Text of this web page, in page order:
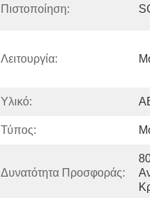
Πιστοποίηση:
Λειτουργία:
Υλικό:
Τύπος:
Δυνατότητα Προσφοράς: